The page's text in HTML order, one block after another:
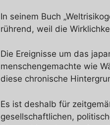
In seinem Buch
rührend, weil die
Die Ereignisse um das
menschengemachte wie
diese chronische
Es ist deshalb für
gesellschaftlichen,